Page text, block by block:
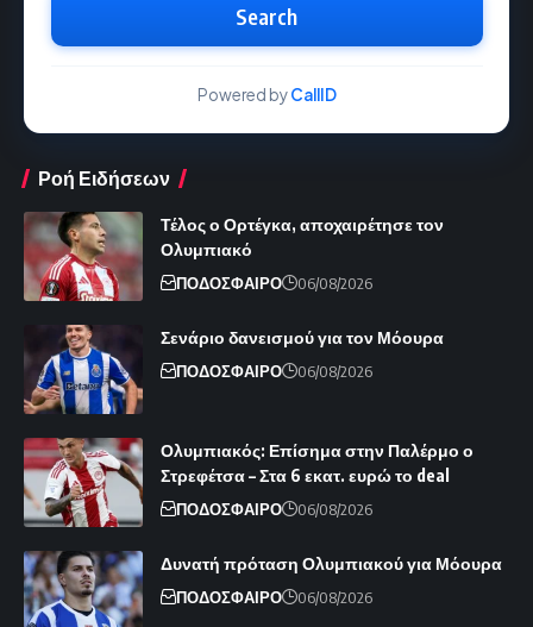
Search
Powered byCallID
Ροή Ειδήσεων
Τέλος ο Ορτέγκα, αποχαιρέτησε τον
Ολυμπιακό
ΠΟΔΟΣΦΑΙΡΟ 06/08/2026
Σενάριο δανεισμού για τον Μόουρα
ΠΟΔΟΣΦΑΙΡΟ 06/08/2026
Ολυμπιακός: Επίσημα στην Παλέρμο ο
Στρεφέτσα – Στα 6 εκατ. ευρώ το deal
ΠΟΔΟΣΦΑΙΡΟ 06/08/2026
Δυνατή πρόταση Ολυμπιακού για Μόουρα
ΠΟΔΟΣΦΑΙΡΟ 06/08/2026